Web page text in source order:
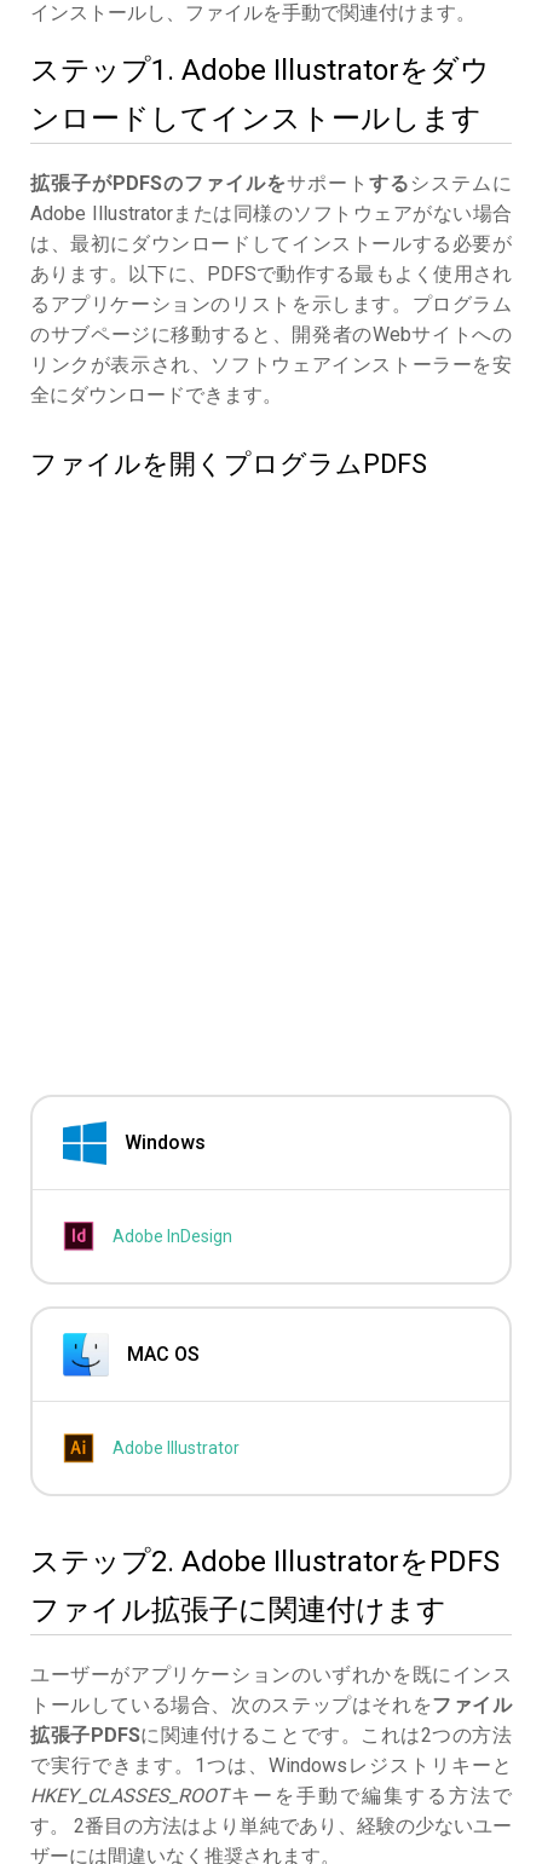
インストールし、ファイルを手動で関連付けます。
ステップ1. Adobe Illustratorをダウ
ンロードしてインストールします
拡張子がPDFSのファイルをサポート する システムに
Adobe Illustratorまたは同様のソフトウェアがない場合
は、最初にダウンロードしてインストールする必要が
あります。以下に、PDFSで動作する最もよく使用され
るアプリケーションのリストを示します。プログラム
のサブページに移動すると、開発者のWebサイトへの
リンクが表示され、ソフトウェアインストーラーを安
全にダウンロードできます。
ファイルを開くプログラムPDFS
Windows
Adobe InDesign
MAC OS
Adobe Illustrator
ステップ2. Adobe IllustratorをPDFS
ファイル拡張子に関連付けます
ユーザーがアプリケーションのいずれかを既にインス
トールしている場合、次のステップはそれをファイル
拡張子PDFSに関連付けることです。これは2つの方法
で実行できます。1つは、Windowsレジストリキーと
HKEY_CLASSES_ROOTキーを手動で編集する方法で
す。 2番目の方法はより単純であり、経験の少ないユー
ザーには間違いなく推奨されます。